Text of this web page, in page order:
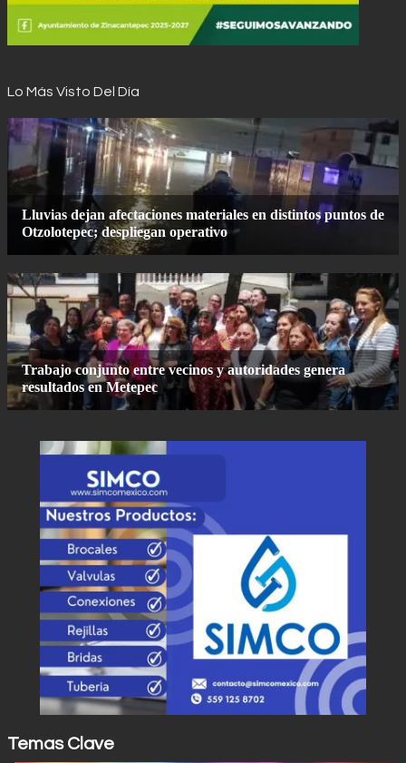
Lo Más Visto Del Día
Temas Clave